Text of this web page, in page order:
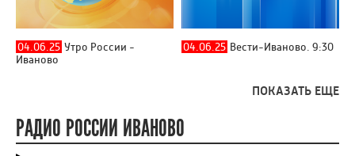
04.06.25 Утро России -
Иваново
04.06.25 Вести-Иваново. 9:30
ПОКАЗАТЬ ЕЩЕ
РАДИО РОССИИ ИВАНОВО